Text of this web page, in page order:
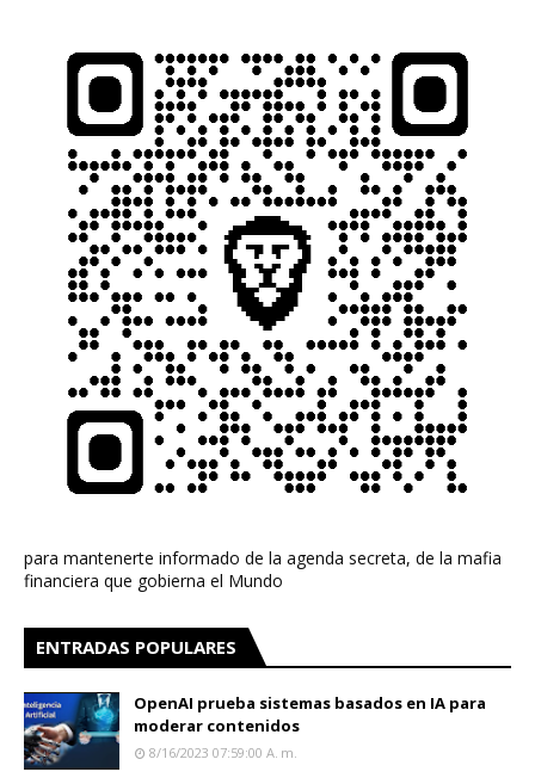
para mantenerte informado de la agenda secreta, de la mafia
financiera que gobierna el Mundo
ENTRADAS POPULARES
OpenAI prueba sistemas basados en IA para
moderar contenidos
8/16/2023 07:59:00 A. M.